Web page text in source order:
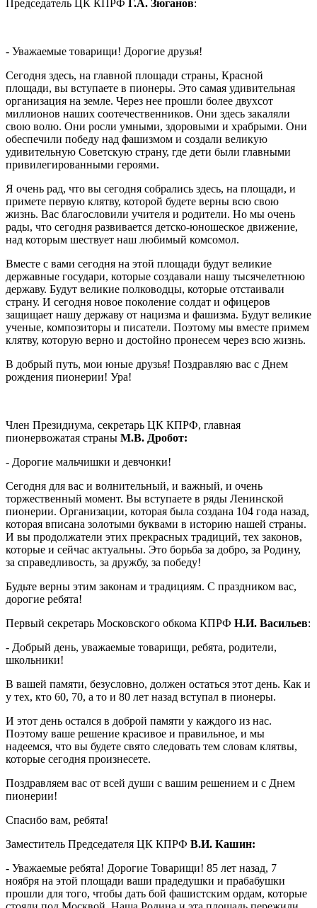
Председатель ЦК КПРФ Г.А. Зюганов:
- Уважаемые товарищи! Дорогие друзья!
Сегодня здесь, на главной площади страны, Красной
площади, вы вступаете в пионеры. Это самая удивительная
организация на земле. Через нее прошли более двухсот
миллионов наших соотечественников. Они здесь закаляли
свою волю. Они росли умными, здоровыми и храбрыми. Они
обеспечили победу над фашизмом и создали великую
удивительную Советскую страну, где дети были главными
привилегированными героями.
Я очень рад, что вы сегодня собрались здесь, на площади, и
примете первую клятву, которой будете верны всю свою
жизнь. Вас благословили учителя и родители. Но мы очень
рады, что сегодня развивается детско-юношеское движение,
над которым шествует наш любимый комсомол.
Вместе с вами сегодня на этой площади будут великие
державные государи, которые создавали нашу тысячелетнюю
державу. Будут великие полководцы, которые отстаивали
страну. И сегодня новое поколение солдат и офицеров
защищает нашу державу от нацизма и фашизма. Будут великие
ученые, композиторы и писатели. Поэтому мы вместе примем
клятву, которую верно и достойно пронесем через всю жизнь.
В добрый путь, мои юные друзья! Поздравляю вас с Днем
рождения пионерии! Ура!
Член Президиума, секретарь ЦК КПРФ, главная
пионервожатая страны М.В. Дробот:
- Дорогие мальчишки и девчонки!
Сегодня для вас и волнительный, и важный, и очень
торжественный момент. Вы вступаете в ряды Ленинской
пионерии. Организации, которая была создана 104 года назад,
которая вписана золотыми буквами в историю нашей страны.
И вы продолжатели этих прекрасных традиций, тех законов,
которые и сейчас актуальны. Это борьба за добро, за Родину,
за справедливость, за дружбу, за победу!
Будьте верны этим законам и традициям. С праздником вас,
дорогие ребята!
Первый секретарь Московского обкома КПРФ Н.И. Васильев:
- Добрый день, уважаемые товарищи, ребята, родители,
школьники!
В вашей памяти, безусловно, должен остаться этот день. Как и
у тех, кто 60, 70, а то и 80 лет назад вступал в пионеры.
И этот день остался в доброй памяти у каждого из нас.
Поэтому ваше решение красивое и правильное, и мы
надеемся, что вы будете свято следовать тем словам клятвы,
которые сегодня произнесете.
Поздравляем вас от всей души с вашим решением и с Днем
пионерии!
Спасибо вам, ребята!
Заместитель Председателя ЦК КПРФ В.И. Кашин:
- Уважаемые ребята! Дорогие Товарищи! 85 лет назад, 7
ноября на этой площади ваши прадедушки и прабабушки
прошли для того, чтобы дать бой фашистским ордам, которые